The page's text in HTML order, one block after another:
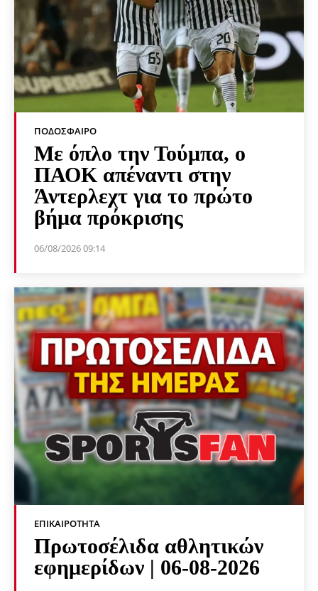
ΠΟΔΌΣΦΑΙΡΟ
Με όπλο την Τούμπα, ο
ΠΑΟΚ απέναντι στην
Άντερλεχτ για το πρώτο
βήμα πρόκρισης
06/08/2026 09:14
ΕΠΙΚΑΙΡΌΤΗΤΑ
Πρωτοσέλιδα αθλητικών
εφημερίδων | 06-08-2026